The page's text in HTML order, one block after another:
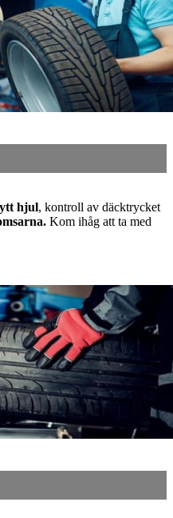
hjul, kontroll av däcktrycket
Kom ihåg att ta med